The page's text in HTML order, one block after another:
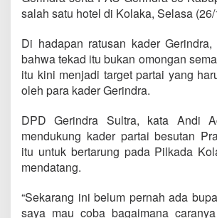
salah satu hotel di Kolaka, Selasa
Di hadapan ratusan kader
bahwa tekad itu bukan omongan
itu kini menjadi target partai yang
oleh para kader Gerindra.
DPD Gerindra Sultra, kata Andi
mendukung kader partai besutan
itu untuk bertarung pada Pilkada
mendatang.
“Sekarang ini belum pernah ada
saya mau coba bagaimana